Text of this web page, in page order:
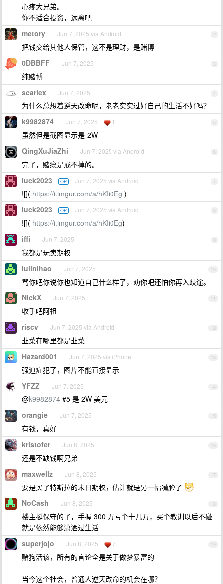
心疼大兄弟。
你不适合投资，远离吧
2
metory Jun 7, 2025 via Android
把钱交给其他人保管，这不是理财，是赌博
3
0DBBFF Jun 7, 2025
纯赌博
4
scarlex Jun 7, 2025
为什么总想着逆天改命呢，老老实实过好自己的生活不好吗？
5
k9982874 Jun 7, 2025 1
虽然但是截图显示是-2W
6
QingXuJiaZhi Jun 7, 2025 via Android
完了，赌瘾是戒不掉的。
7
luck2023 OP Jun 7, 2025 via Android
![]( https://i.imgur.com/a/hKIi0Eg )
8
luck2023 OP Jun 7, 2025 via Android
![]( https://i.imgur.com/a/hKIi0Eg)
9
iffi Jun 7, 2025
我都是玩卖期权
10
lulinihao Jun 7, 2025
骂你吧你说你也知道自己什么样了，劝你吧还怕你再入歧途。
11
NickX Jun 7, 2025
收手吧阿祖
12
riscv Jun 7, 2025 via Android
韭菜在哪里都是韭菜
13
Hazard001 Jun 7, 2025 via iPhone
强迫症犯了，图片不能直接显示
14
YFZZ Jun 7, 2025
@k9982874 #5 是 2W 美元
15
orangie Jun 7, 2025
有钱，真好
16
kristofer Jun 8, 2025
还是不缺钱啊兄弟
17
maxwellz Jun 8, 2025
要是买了特斯拉的末日期权，估计就是另一幅嘴脸了
18
NoCash Jun 8, 2025
楼主挺保守的了，手握 300 万亏个十几万，买个教训以后不碰
就是依然能够潇洒过生活
19
superjojo Jun 8, 2025 7
赌狗活该，所有的言论全是关于做梦暴富的
当今这个社会，普通人逆天改命的机会在哪？